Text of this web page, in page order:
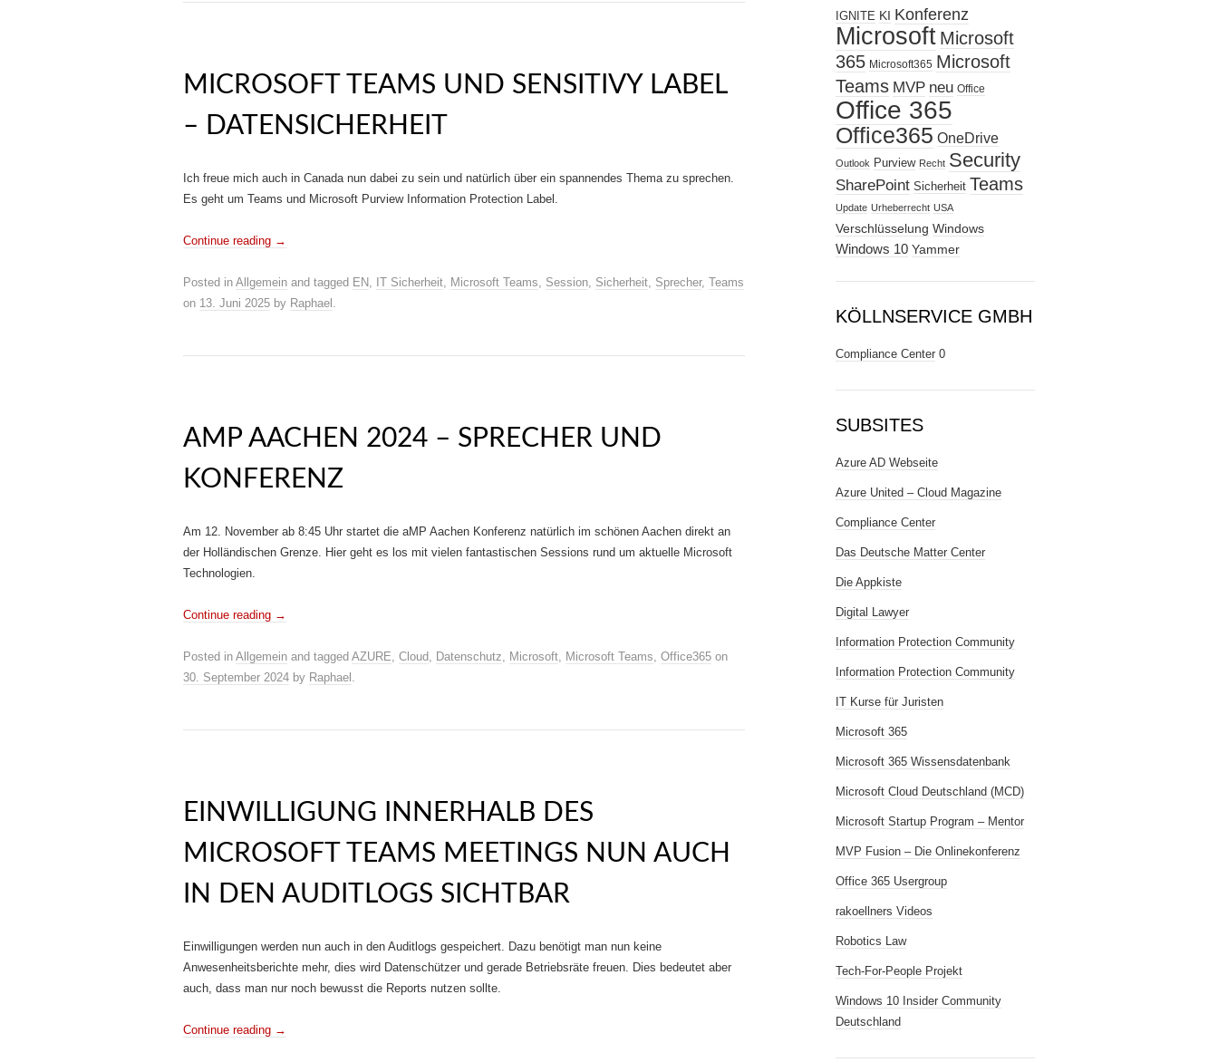
MICROSOFT TEAMS UND SENSITIVY LABEL
– DATENSICHERHEIT
Ich freue mich auch in Canada nun dabei zu sein und natürlich über ein spannendes Thema zu sprechen.
Es geht um Teams und Microsoft Purview Information Protection Label.
Continue reading →
Posted in Allgemein and tagged EN, IT Sicherheit, Microsoft Teams, Session, Sicherheit, Sprecher, Teams
on 13. Juni 2025 by Raphael .
AMP AACHEN 2024 – SPRECHER UND
KONFERENZ
Am 12. November ab 8:45 Uhr startet die aMP Aachen Konferenz natürlich im schönen Aachen direkt an
der Holländischen Grenze. Hier geht es los mit vielen fantastischen Sessions rund um aktuelle Microsoft
Technologien.
Continue reading →
Posted in Allgemein and tagged AZURE, Cloud, Datenschutz, Microsoft, Microsoft Teams, Office365 on
30. September 2024 by Raphael .
EINWILLIGUNG INNERHALB DES
MICROSOFT TEAMS MEETINGS NUN AUCH
IN DEN AUDITLOGS SICHTBAR
Einwilligungen werden nun auch in den Auditlogs gespeichert. Dazu benötigt man nun keine
Anwesenheitsberichte mehr, dies wird Datenschützer und gerade Betriebsräte freuen. Dies bedeutet aber
auch, dass man nur noch bewusst die Reports nutzen sollte.
Continue reading →
IGNITE KI Konferenz
Microsoft Microsoft
365 Microsoft365 Microsoft
Teams MVP neu Office
Office 365
Office365 OneDrive
Outlook Purview Recht Security
SharePoint Sicherheit Teams
Update Urheberrecht USA
Verschlüsselung Windows
Windows 10 Yammer
KÖLLNSERVICE GMBH
Compliance Center 0
SUBSITES
Azure AD Webseite
Azure United – Cloud Magazine
Compliance Center
Das Deutsche Matter Center
Die Appkiste
Digital Lawyer
Information Protection Community
Information Protection Community
IT Kurse für Juristen
Microsoft 365
Microsoft 365 Wissensdatenbank
Microsoft Cloud Deutschland (MCD)
Microsoft Startup Program – Mentor
MVP Fusion – Die Onlinekonferenz
Office 365 Usergroup
rakoellners Videos
Robotics Law
Tech-For-People Projekt
Windows 10 Insider Community
Deutschland